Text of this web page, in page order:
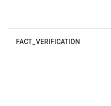
FACT_VERIFICATION